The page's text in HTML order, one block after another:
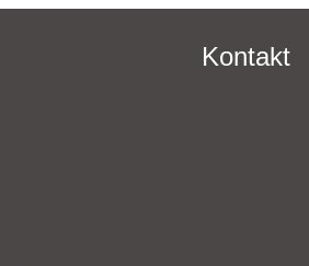
Kontakt